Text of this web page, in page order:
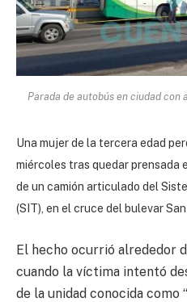
Parada de autobús en ciudad
Una mujer de la tercera edad
miércoles tras quedar
de un camión articulado del
(SIT), en el cruce del bulevar
El hecho ocurrió alrededor
cuando la víctima intentó
de la unidad conocida como